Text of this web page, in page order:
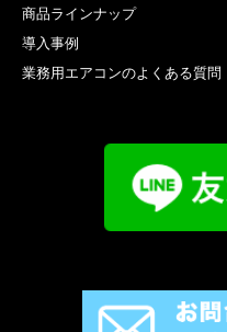
商品ラインナップ
導入事例
業務用エアコンのよくある質問